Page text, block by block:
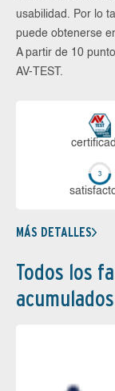
usabilidad. Por lo
puede obtenerse
A partir de 10
AV-TEST.
MÁS DETALLES
Todos los